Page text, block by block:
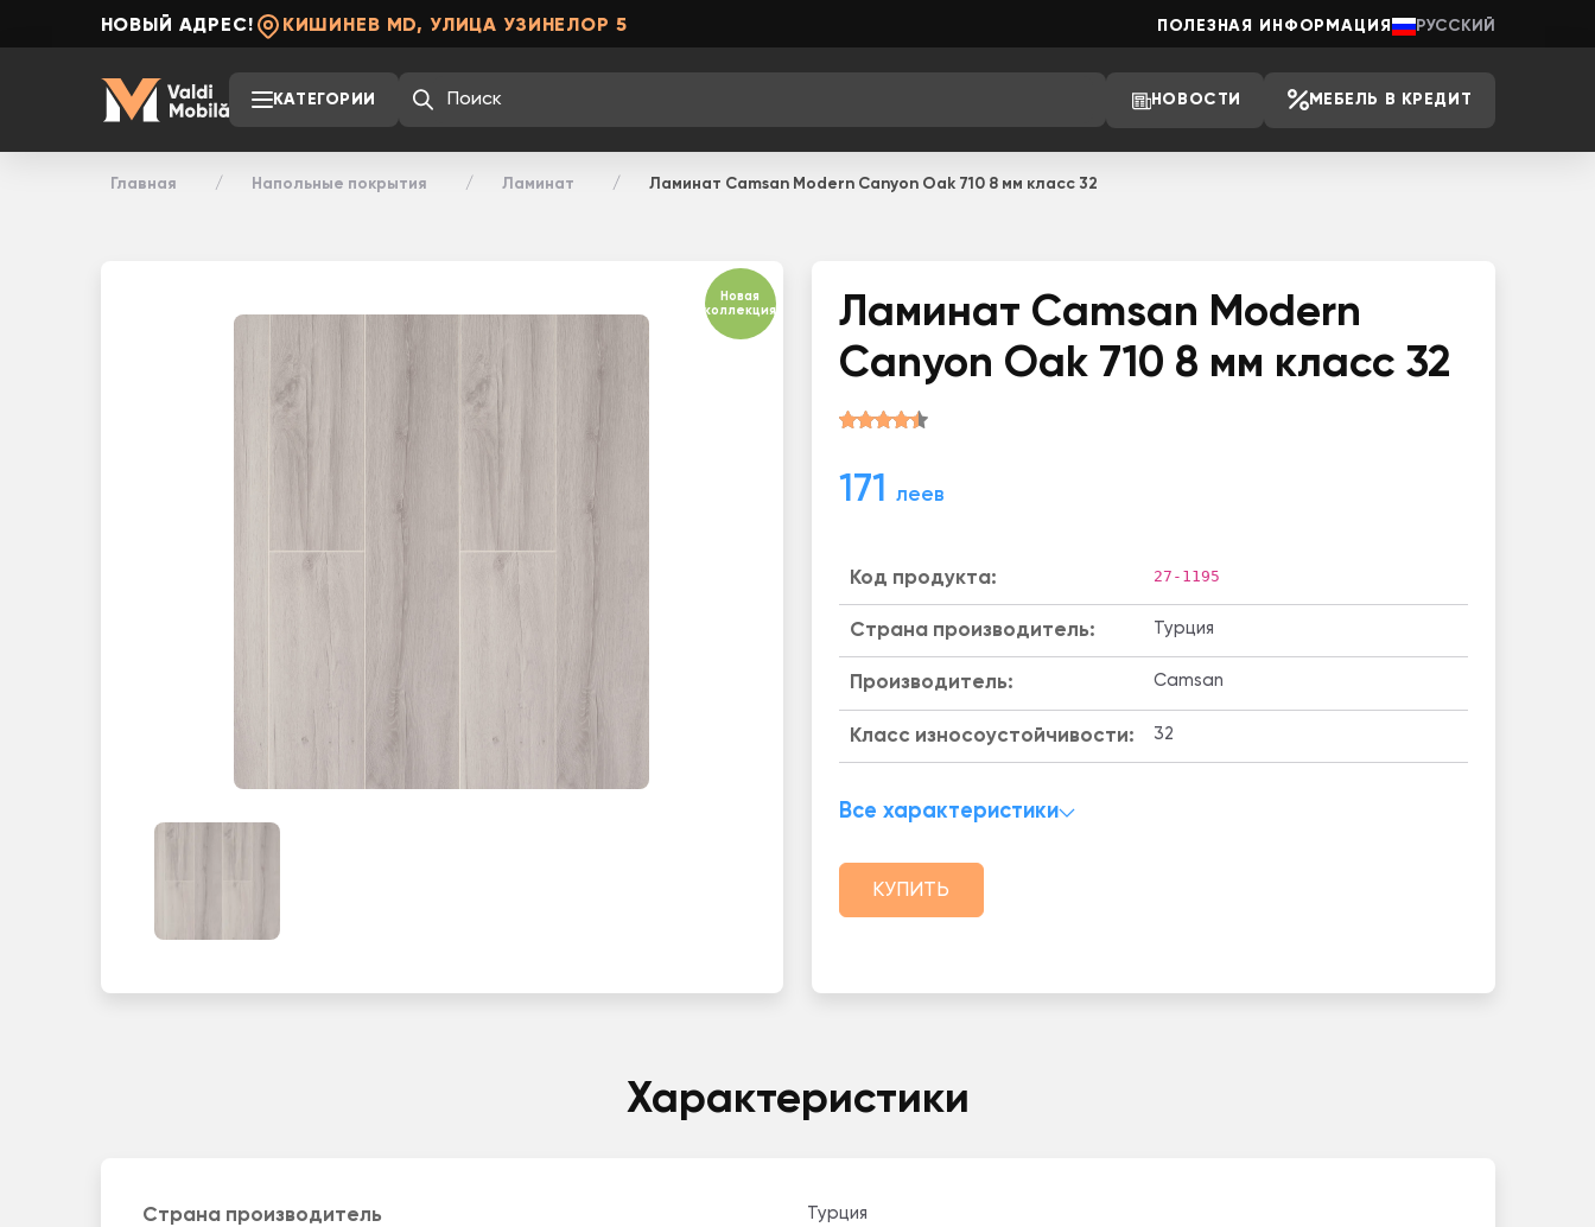
НОВЫЙ АДРЕС! КИШИНЕВ MD, УЛИЦА УЗИНЕЛОР 5 ПОЛЕЗНАЯ ИНФОРМАЦИЯ РУССКИЙ
КАТЕГОРИИ НОВОСТИ МЕБЕЛЬ В КРЕДИТ
Главная Напольные покрытия Ламинат Ламинат Camsan Modern Canyon Oak 710 8 мм класс 32
Новая
коллекция
Ламинат Camsan Modern
Canyon Oak 710 8 мм класс 32
171 леев
Код продукта: 27-1195
Страна производитель: Турция
Производитель: Camsan
Класс износоустойчивости: 32
Все характеристики
КУПИТЬ
Характеристики
Страна производитель Турция